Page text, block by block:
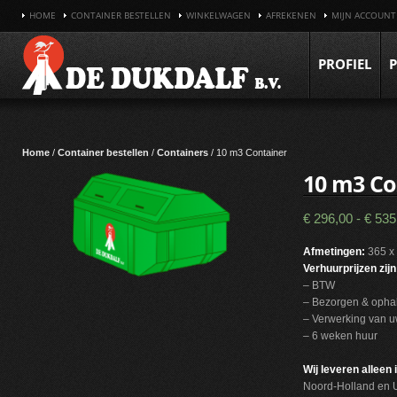
HOME CONTAINER BESTELLEN WINKELWAGEN AFREKENEN MIJN ACCOUNT
PROFIEL
Home / Container bestellen / Containers / 10 m3 Container
10 m3
€ 296,00 - €
Afmetingen: 365 x
Verhuurprijzen
– BTW
– Bezorgen &
– Verwerking van
– 6 weken huur
Wij leveren alleen
Noord-Holland en